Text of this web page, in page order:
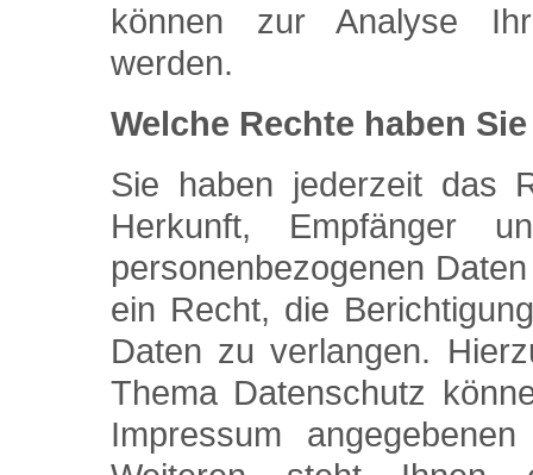
können zur Analyse
werden.
Welche Rechte haben
Sie haben jederzeit das
Herkunft, Empfänger
personenbezogenen
ein Recht, die
Daten zu verlangen.
Thema Datenschutz
Impressum